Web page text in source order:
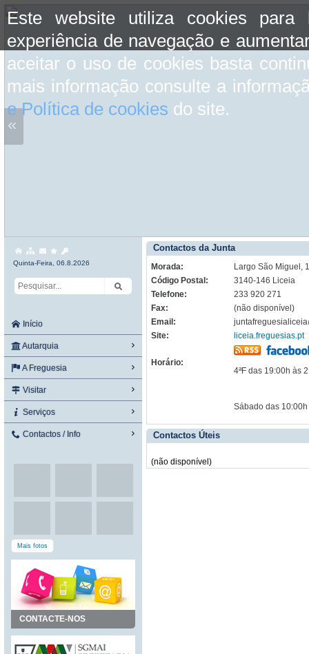
Este website utiliza cookies para
experiência de navegação e
aceitar o uso de cookies basta
mais informação consulte a
e Política de cookies do site.
«
Quinta-Feira, 06.8.2026
Início
Autarquia
A Freguesia
Visitar
Serviços
Contactos / Info
Mais fotos
CONTACTE-NOS
Contactos da Junta
Morada:
Largo São Miguel,
Código Postal:
3140-146 Liceia
Telefone:
233 920 271
Fax:
(não disponível)
Email:
Site:
liceia.freguesias.pt
Horário:
4ªF das 19:00h às
Sábado das
Contactos Úteis
(não disponível)